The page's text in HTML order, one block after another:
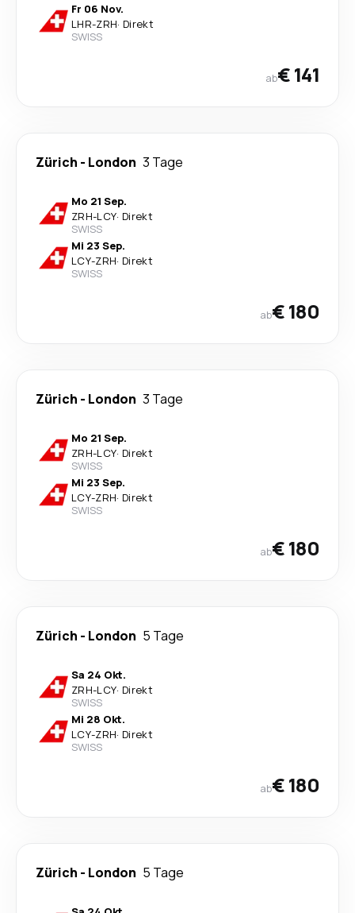
Fr 06 Nov.
LHR-ZRH· Direkt
SWISS
ab€ 141
Zürich - London 3 Tage
Mo 21 Sep.
ZRH-LCY· Direkt
SWISS
Mi 23 Sep.
LCY-ZRH· Direkt
SWISS
ab€ 180
Zürich - London 3 Tage
Mo 21 Sep.
ZRH-LCY· Direkt
SWISS
Mi 23 Sep.
LCY-ZRH· Direkt
SWISS
ab€ 180
Zürich - London 5 Tage
Sa 24 Okt.
ZRH-LCY· Direkt
SWISS
Mi 28 Okt.
LCY-ZRH· Direkt
SWISS
ab€ 180
Zürich - London 5 Tage